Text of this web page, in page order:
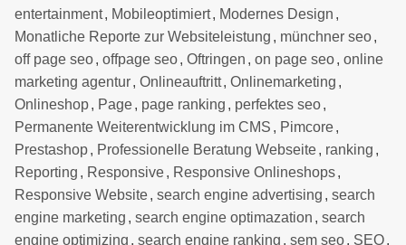
entertainment, Mobileoptimiert, Modernes Design ,
Monatliche Reporte zur Websiteleistung , münchner seo,
off page seo, offpage seo, Oftringen , on page seo, online
marketing agentur, Onlineauftritt, Onlinemarketing ,
Onlineshop, Page, page ranking , perfektes seo,
Permanente Weiterentwicklung im CMS , Pimcore,
Prestashop, Professionelle Beratung Webseite, ranking ,
Reporting , Responsive, Responsive Onlineshops,
Responsive Website, search engine advertising , search
engine marketing , search engine optimazation , search
engine optimizing , search engine ranking , sem seo, SEO,